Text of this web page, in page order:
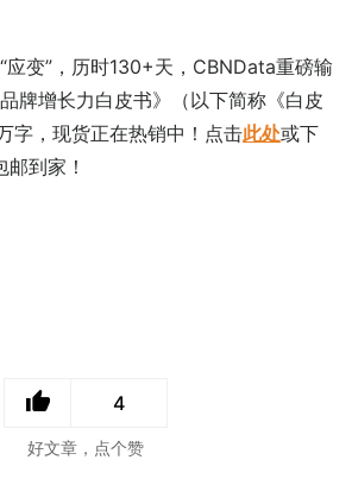
“应变”，历时130+天，CBNData重磅输
牌增长力白皮书》（以下简称《白皮
字，现货正在热销中！点击此处或下
到家！
4
好文章，点个赞